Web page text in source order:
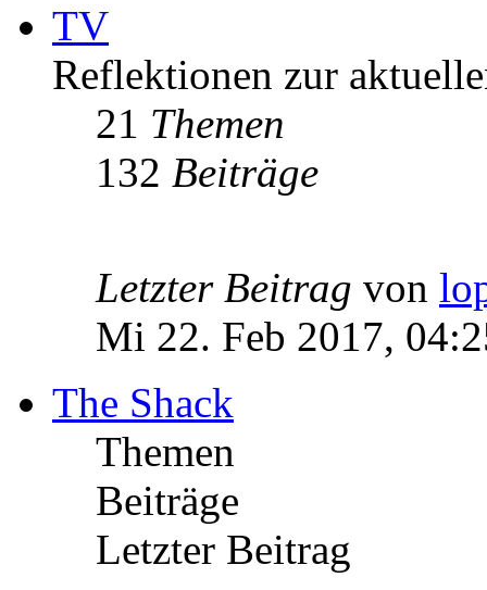
TV
Reflektionen zur
21 Themen
132 Beiträge
Letzter Beitrag von
Mi 22. Feb 2017,
The Shack
Themen
Beiträge
Letzter Beitrag